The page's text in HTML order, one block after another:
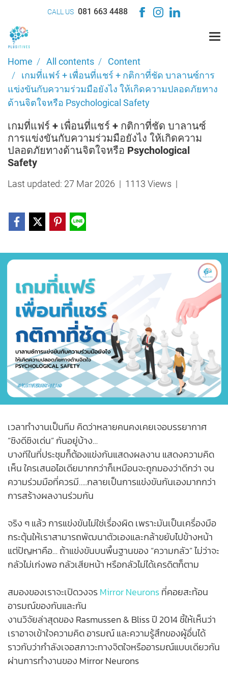
CALL US 081 663 4488
Home All contents
Content
เกมที่แฟร์ + เพื่อนที่แชร์ + กติกาที่ชัด บาลานซ์การ
แข่งขันกับความร่วมมือยังไง ให้เกิดความปลอดภัยทาง
ด้านจิตใจหรือ Psychological Safety
เกมที่แฟร์ + เพื่อนที่แชร์ + กติกาที่ชัด บาลานซ์
การแข่งขันกับความร่วมมือยังไง ให้เกิดความ
ปลอดภัยทางด้านจิตใจหรือ Psychological
Safety
Last updated: 27 Mar 2026 | 1113 Views |
เวลาทำงานเป็นทีม คิดว่าหลายคนคงเคยเจอบรรยากาศ
“ชิงดีชิงเด่น” กันอยู่บ้าง…
บางทีในที่ประชุมก็ต้องแข่งกันแสดงผลงาน แสดงความคิด
เห็น ใครเสนอไอเดียมากกว่าก็เหมือนจะถูกมองว่าดีกว่า จน
ความร่วมมือที่ควรมี…..กลายเป็นการแข่งขันกันเองมากกว่า
การสร้างผลงานร่วมกัน
จริง ๆ แล้ว การแข่งขันไม่ใช่เรื่องผิด เพราะมันเป็นเครื่องมือ
กระตุ้นให้เราสามารถพัฒนาตัวเองและกล้าขยับไปข้างหน้า
แต่ปัญหาคือ… ถ้าแข่งขันบนพื้นฐานของ “ความกลัว” ไม่ว่าจะ
กลัวไม่เก่งพอ กลัวเสียหน้า หรือกลัวไม่ได้เครดิตก็ตาม
สมองของเราจะเปิดวงจรMirror Neuronsที่คอยสะท้อน
อารมณ์ของกันและกัน
งานวิจัยล่าสุดของ Rasmussen & Bliss ปี 2014 ชี้ให้เห็นว่า
เราอาจเข้าใจความคิด อารมณ์ และความรู้สึกของผู้อื่นได้
ราวกับว่ากำลังเจอสภาวะทางจิตใจหรืออารมณ์แบบเดียวกัน
ผ่านการทำงานของ Mirror Neurons